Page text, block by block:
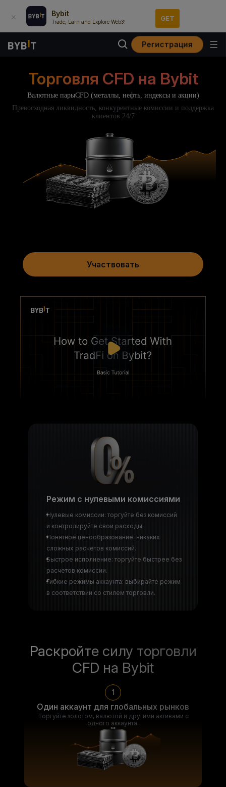
Bybit
Trade, Earn and Explore Web3! GET
Регистрация
Торговля CFD на Bybit
Валютные парыCFD (металлы, нефть, индексы и акции)
Превосходная ликвидность, конкурентные комиссии и поддержка
клиентов 24/7
Участвовать
Режим с нулевыми комиссиями
Нулевые комиссии: торгуйте без комиссий
и контролируйте свои расходы.
Понятное ценообразование: никаких
сложных расчетов комиссий.
Быстрое исполнение: торгуйте быстрее без
расчетов комиссии.
Гибкие режимы аккаунта: выбирайте режим
в соответствии со стилем торговли.
Раскройте силу торговли
CFD на Bybit
1
Один аккаунт для глобальных рынков
Торгуйте золотом, валютой и другими активами с
одного аккаунта.